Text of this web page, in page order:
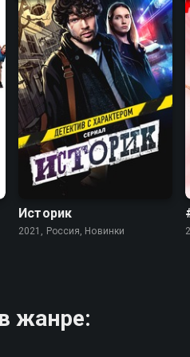
Историк
2021, Россия, Новинки
жанре: